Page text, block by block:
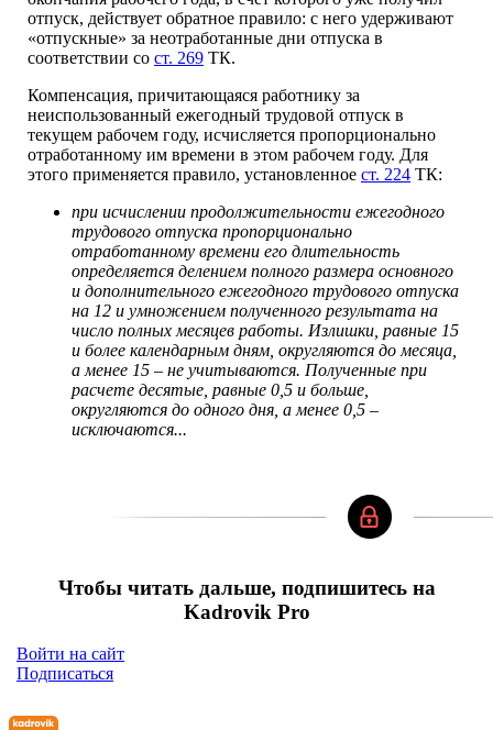
отпуск, действует обратное правило: с него удерживают
«отпускные» за неотработанные дни отпуска в
соответствии со ст. 269 ТК.
Компенсация, причитающаяся работнику за
неиспользованный ежегодный трудовой отпуск в
текущем рабочем году, исчисляется пропорционально
отработанному им времени в этом рабочем году. Для
этого применяется правило, установленное ст. 224 ТК:
при исчислении продолжительности ежегодного
трудового отпуска пропорционально
отработанному времени его длительность
определяется делением полного размера основного
и дополнительного ежегодного трудового отпуска
на 12 и умножением полученного результата на
число полных месяцев работы. Излишки, равные 15
и более календарным дням, округляются до месяца,
а менее 15 – не учитываются. Полученные при
расчете десятые, равные 0,5 и больше,
округляются до одного дня, а менее 0,5 –
исключаются...
Чтобы читать дальше, подпишитесь на
Kadrovik Pro
Войти на сайт
Подписаться